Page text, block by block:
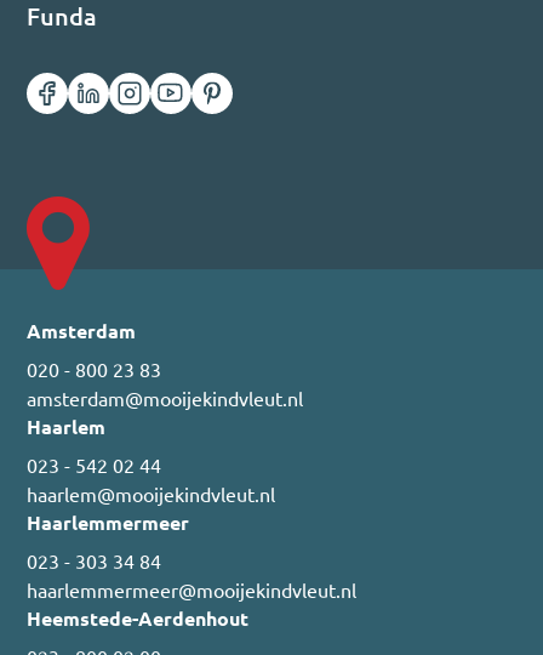
Funda
Amsterdam
020 - 800 23 83
amsterdam@mooijekindvleut.nl
Haarlem
023 - 542 02 44
haarlem@mooijekindvleut.nl
Haarlemmermeer
023 - 303 34 84
haarlemmermeer@mooijekindvleut.nl
Heemstede-Aerdenhout